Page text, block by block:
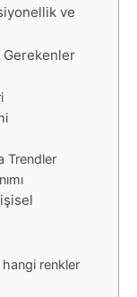
ve
Gerekenler
Trendler
hangi renkler